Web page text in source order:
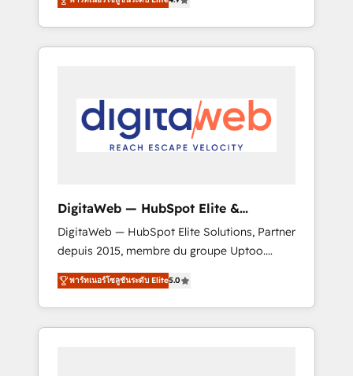
industries. With 150+ HubSpot-certified
experts, we deliver scalable solutions to
complex GTM and RevOps challenges. Our
smooth setup tailored to your GTM motion.
🔹 Migrations: Move from other CRMs to
HubSpot without data loss or downtime. 🔹
stack for better adoption. 🔹 Custom
Solutions: Build tailored apps, workflows, and
configurations. We are SOC 2 Type II and ISO
27001 certified, reinforcing our commitment
to data security and compliance. At
OneMetric, we help revenue teams focus on
the OneMetric that matters most: revenue.
DigitaWeb — HubSpot Elite &
Intégrations ERP
DigitaWeb — HubSpot Elite Solutions, Partner
depuis 2015, membre du groupe Uptoo.
Nous aidons les ETI et PME B2B à unifier
Marketing, Ventes et Service sur HubSpot
grâce à la Revenue Architecture : alignement
des équipes, pipeline prévisible, croissance
พาร์ทเนอร์โซลูชันระดับ Elite5.0